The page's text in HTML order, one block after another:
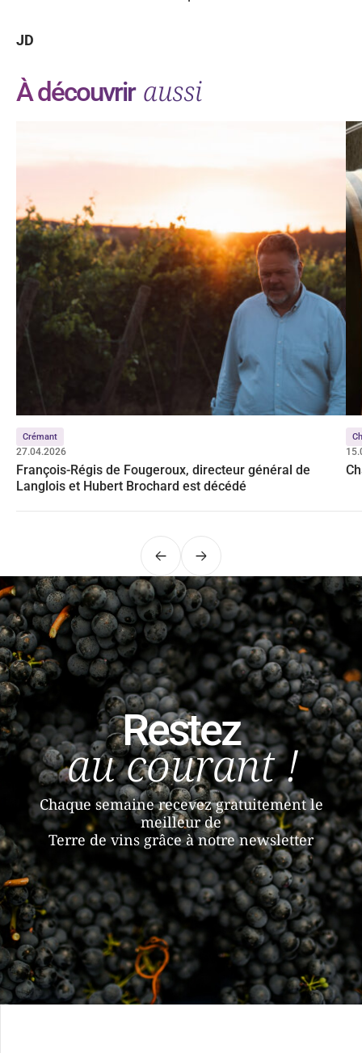
JD
À découvrir aussi
Crémant
27.04.2026
François-Régis de Fougeroux, directeur général de
Langlois et Hubert Brochard est décédé
PrécédentSuivant
Restez
au courant !
Chaque semaine recevez gratuitement le
meilleur de
Terre de vins grâce à notre newsletter